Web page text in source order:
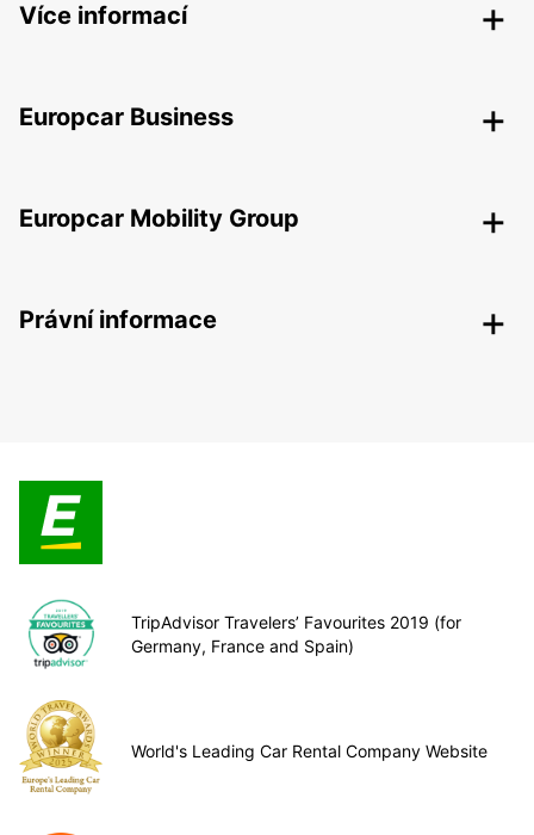
Více informací
Europcar Business
Europcar Mobility Group
Právní informace
TripAdvisor Travelers’ Favourites 2019 (for
Germany, France and Spain)
World's Leading Car Rental Company Website